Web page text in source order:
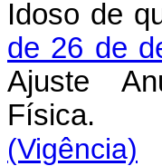
Idoso de
de 26 de
Ajuste
(Vigência)